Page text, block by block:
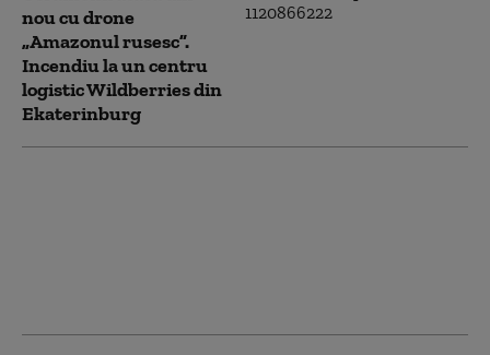
nou cu drone
„Amazonul rusesc”.
Incendiu la un centru
logistic Wildberries din
Ekaterinburg